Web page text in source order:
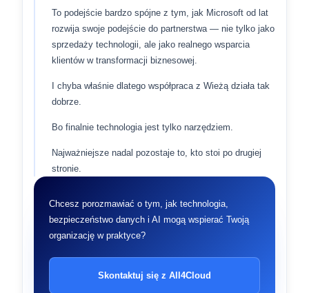
To podejście bardzo spójne z tym, jak Microsoft od lat
rozwija swoje podejście do partnerstwa — nie tylko jako
sprzedaży technologii, ale jako realnego wsparcia
klientów w transformacji biznesowej.
I chyba właśnie dlatego współpraca z Wieżą działa tak
dobrze.
Bo finalnie technologia jest tylko narzędziem.
Najważniejsze nadal pozostaje to, kto stoi po drugiej
stronie.
Chcesz porozmawiać o tym, jak technologia,
bezpieczeństwo danych i AI mogą wspierać Twoją
organizację w praktyce?
Skontaktuj się z All4Cloud